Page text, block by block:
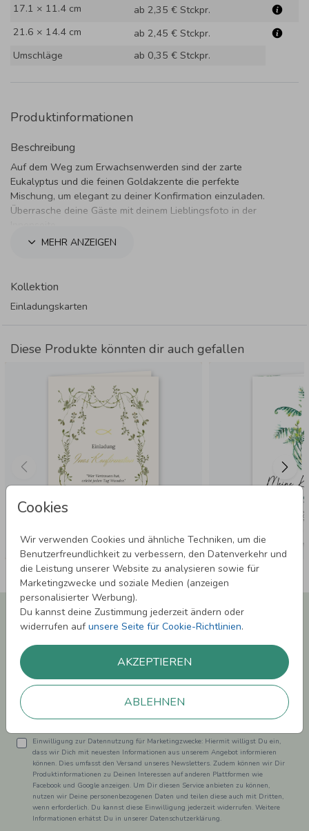
Cookies
Wir verwenden Cookies und ähnliche Techniken, um die
Benutzerfreundlichkeit zu verbessern, den Datenverkehr und
die Leistung unserer Website zu analysieren sowie für
Marketingzwecke und soziale Medien (anzeigen
personalisierter Werbung).
Du kannst deine Zustimmung jederzeit ändern oder
widerrufen aufunsere Seite für Cookie-Richtlinien.
AKZEPTIEREN
ABLEHNEN
17.1 × 11.4 cm
ab 2,35 € Stckpr.
21.6 × 14.4 cm
ab 2,45 € Stckpr.
Umschläge
ab 0,35 € Stckpr.
Produktinformationen
Beschreibung
Auf dem Weg zum Erwachsenwerden sind der zarte
Eukalyptus und die feinen Goldakzente die perfekte
Mischung, um elegant zu deiner Konfirmation einzuladen.
Überrasche deine Gäste mit deinem Lieblingsfoto in der
MEHR ANZEIGEN
Kollektion
Einladungskarten
Diese Produkte könnten dir auch gefallen
Newsletter abonnieren und 5,00 € Rabatt**
sichern!
Melde Dich zu unserem Newsletter an und bleibe auf dem
Laufenden.
Einwilligung zur Datennutzung für Marketingzwecke: Hiermit willigst Du ein,
dass wir Dich mit neuesten Informationen aus unserem Angebot informieren
können. Dies umfasst den Versand unseres Newsletters. Zudem können wir Dir
Produktinformationen zu Deinen Interessen auf anderen Plattformen wie
Facebook und Google anzeigen. Um Dir diesen Service anbieten zu können,
nutzen wir Deine personenbezogenen Daten und teilen diese auch mit Dritten,
wenn erforderlich. Du kannst diese Einwilligung jederzeit widerrufen. Weitere
Informationen erhätst Du in unserer Datenschutzerklärung.